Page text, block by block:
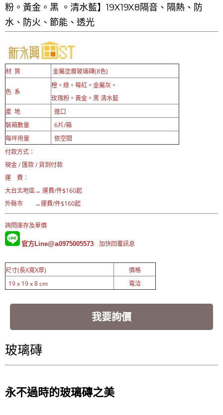
粉。黃金。黑 。清水藍】19X19X8隔音、隔熱、防
水、防火、節能、透光
材 質 金屬塗層玻璃磚(8色)
色 系
橙。綠。莓紅。金屬灰。
玫瑰粉。黃金。黑 清水藍
產 地
進口
裝箱數量
6片/箱
每坪用量
依空間
付款方式：
現金 / 匯款 / 貨到付款
運 費：
大台北地區→ 運費/件$160起
外縣市 →運費/件$160起
詢問庫存及單價
官方Line@a0975005573 加快回覆訊息
尺寸(長X寬X厚)
價格
19 x 19 x 8 cm
電洽
我要詢價
玻璃磚
永不過時的玻璃磚之美